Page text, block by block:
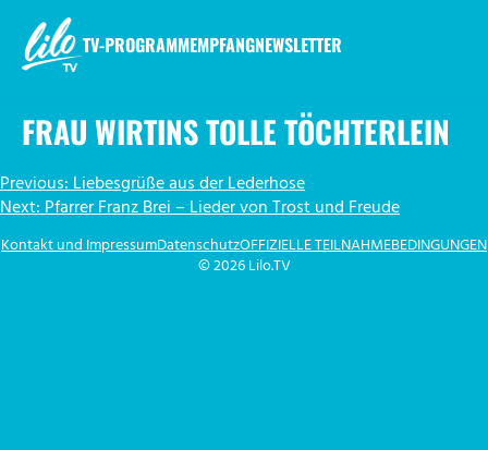
Inhalt
springen
TV-PROGRAMMEMPFANGNEWSLETTER
FRAU WIRTINS TOLLE TÖCHTERLEIN
BEITRAGSNAVIGATION
Previous:Liebesgrüße aus der Lederhose
Next:Pfarrer Franz Brei – Lieder von Trost und Freude
© 2026 Lilo.TV
Kontakt und ImpressumDatenschutzOFFIZIELLE TEILNAHMEBEDINGUNGEN